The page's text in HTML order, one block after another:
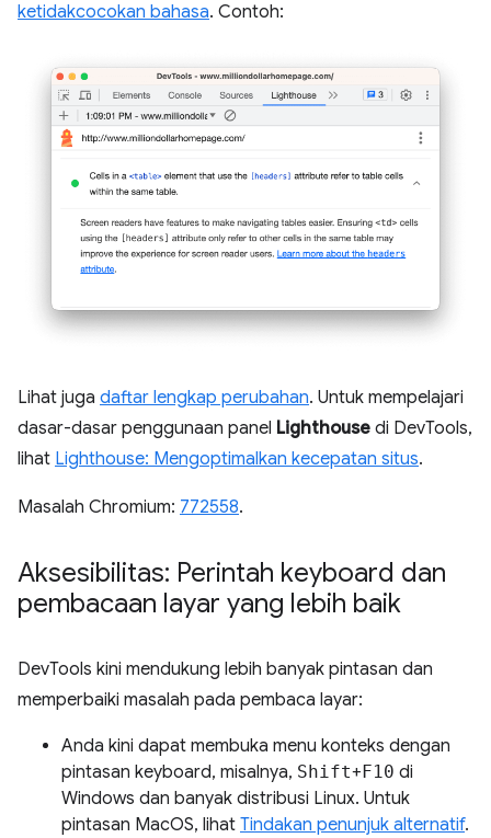
ketidakcocokan bahasa. Contoh:
Lihat juga daftar lengkap perubahan. Untuk mempelajari
dasar-dasar penggunaan panel Lighthouse di DevTools,
lihat Lighthouse: Mengoptimalkan kecepatan situs.
Masalah Chromium: 772558.
Aksesibilitas: Perintah keyboard dan
pembacaan layar yang lebih baik
DevTools kini mendukung lebih banyak pintasan dan
memperbaiki masalah pada pembaca layar:
Anda kini dapat membuka menu konteks dengan
pintasan keyboard, misalnya, Shift+F10 di
Windows dan banyak distribusi Linux. Untuk
pintasan MacOS, lihat Tindakan penunjuk alternatif.